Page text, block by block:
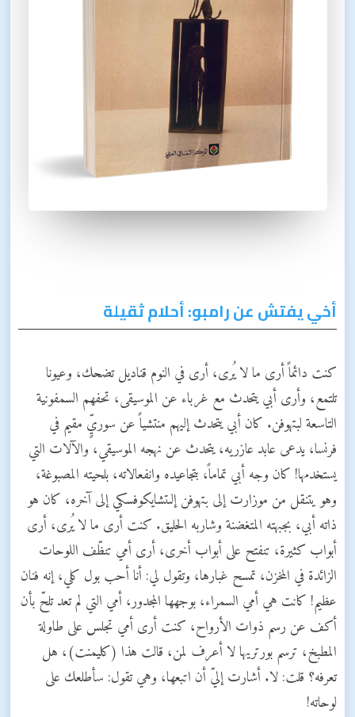
أخي يفتش عن رامبو: أحلام ثقيلة
كنت دائماً أرى ما لا يُرى، أرى في النوم قناديل تضحك، وعيونا
تلتمع، وأرى أبي يتحدث مع غرباء عن الموسيقى، تحفهم السمفونية
التاسعة لبتهوفن. كان أبي يتحدث إليهم منتشياً عن سوريٍّ مقيم في
فرنسا، يدعى عابد عازريه، يتحدث عن نهجه الموسيقي، والآلات التي
يستخدمها! كان وجه أبي تماماً، بتجاعيده وانفعالاته، بلحيته المصبوغة،
وهو يتنقل من موزارت إلى بتهوفن إلىتشايكوفسكي إلى آخره، كان هو
ذاته أبي، بجبهته المتغضنة وشاربه الحليق. كنت أرى ما لا يُرى، أرى
أبواب كثيرة، تنفتح على أبواب أخرى، أرى أمي تنظّف اللوحات
الزائدة في المخزن، تمسح غبارها، وتقول لي: أنا أحب بول كلي، إنه فنان
عظيم! كانت هي أمي السمراء، بوجهها المجدور، أمي التي لم تعد تلحّ بأن
أكف عن رسم ذوات الأرواح، كنت أرى أمي تجلس على طاولة
المطبخ، ترسم بورتريها لا أعرف لمن، قالت هذا (كليمنت)، هل
تعرفه؟ قلت: لا. أشارت إليّ أن اتبعها، وهي تقول: سأطلعك على
لوحاته!